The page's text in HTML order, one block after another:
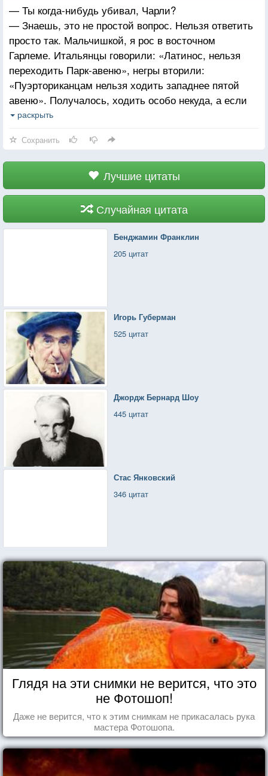
— Ты когда-нибудь убивал, Чарли?
— Знаешь, это не простой вопрос. Нельзя ответить
просто так. Мальчишкой, я рос в восточном
Гарлеме. Итальянцы говорили: «Латинос, нельзя
переходить Парк-авеню», негры вторили:
«Пуэрториканцам нельзя ходить западнее пятой
авеню». Получалось, ходить особо некуда, а если
хочется сходить в Центральный парк покормить
Поднимаюсь на сто шестую в Центральный парк
рядом с озером, и меня окружает целая армия. Что
делать? Адреналин подскакивает, вытаскиваю
ножичек и говорю: «Давай, я любого из вас
поимею», а они — «Не выйдет, мы убьём тебя
раньше», и достают пистолеты. Больше никогда
в жизни я так не бегал и потом всегда носил с собой
пушку и пользовался ею. Не то, чтобы я решил так
раскрыть
Сохранить
Лучшие цитаты
Случайная цитата
Бенджамин Франклин
205 цитат
Игорь Губерман
525 цитат
Джордж Бернард Шоу
445 цитат
Стас Янковский
346 цитат
Глядя на эти снимки не верится, что это
не Фотошоп!
Даже не верится, что к этим снимкам не прикасалась рука
мастера Фотошопа.